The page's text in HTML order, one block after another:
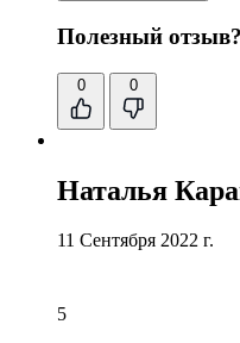
Полезный отзыв?
0 0
Наталья
11 Сентября 2022 г.
5